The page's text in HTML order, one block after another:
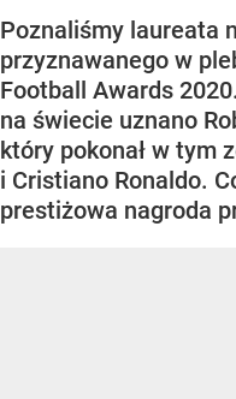
Poznaliśmy laureata
przyznawanego w
Football Awards
na świecie uznano
który pokonał w tym
i Cristiano Ronaldo.
prestiżowa nagroda